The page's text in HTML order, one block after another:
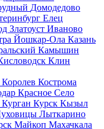
Домодедово
Елец
Златоуст Иваново
Йошкар-Ола Казань
Камышин
Клин
Королев Кострома
Красное Село
Курган Курск Кызыл
Лыткарино
Майкоп Махачкала